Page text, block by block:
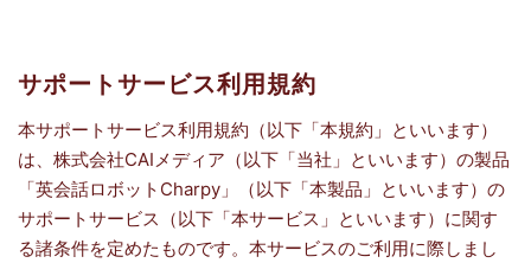
サポートサービス利用規約
本サポートサービス利用規約（以下「本規約」といいます）
は、株式会社CAIメディア（以下「当社」といいます）の製品
「英会話ロボットCharpy」（以下「本製品」といいます）の
サポートサービス（以下「本サービス」といいます）に関す
る諸条件を定めたものです。本サービスのご利用に際しまし